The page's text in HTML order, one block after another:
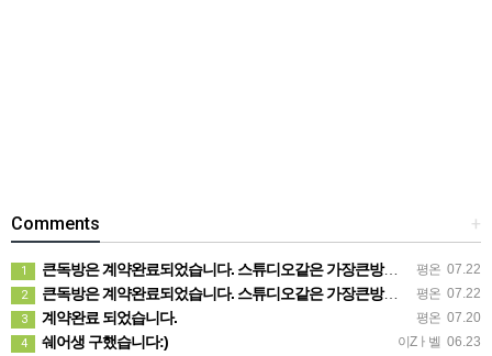
+
Comments
평온 07.22
1 큰독방은 계약완료되었습니다. 스튜디오같은 가장큰방을 2인동시 또는 혼자서 큰독방으로도 즉시입주 가능합니다.
평온 07.22
2 큰독방은 계약완료되었습니다. 스튜디오같은 가장큰방을 2인동시 또는 혼자서 큰독방으로도 즉시입주 가능합니다.
평온 07.20
3 계약완료 되었습니다.
이Zㅏ벨 06.23
4 쉐어생 구했습니다:)